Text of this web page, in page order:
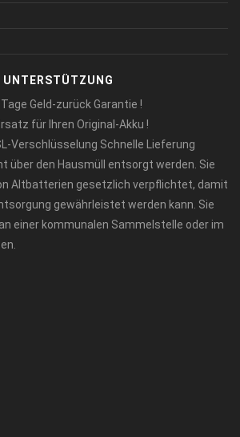
UNTERSTÜTZUNG
Geld-zurück Garantie !
für Ihren Original-Akku !
Verschlüsselung Schnelle Lieferung
über den Hausmüll entsorgt werden. Sie
Altbatterien gesetzlich verpflichtet, damit
gewährleistet werden kann. Sie
einer kommunalen Sammelstelle oder im